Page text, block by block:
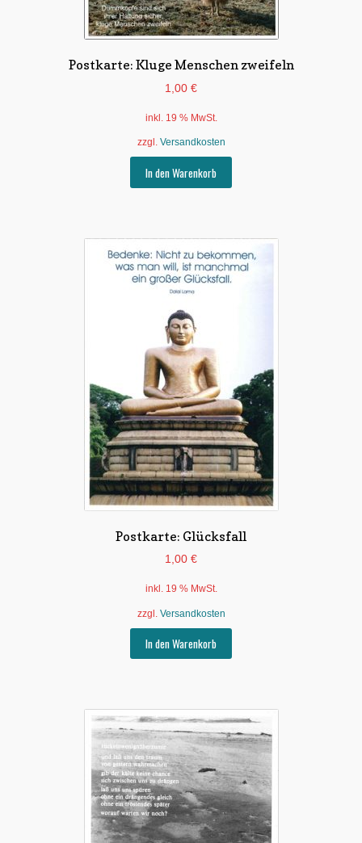
Postkarte: Kluge Menschen zweifeln
1,00 €
inkl. 19 % MwSt.
zzgl. Versandkosten
In den Warenkorb
Postkarte: Glücksfall
1,00 €
inkl. 19 % MwSt.
zzgl. Versandkosten
In den Warenkorb